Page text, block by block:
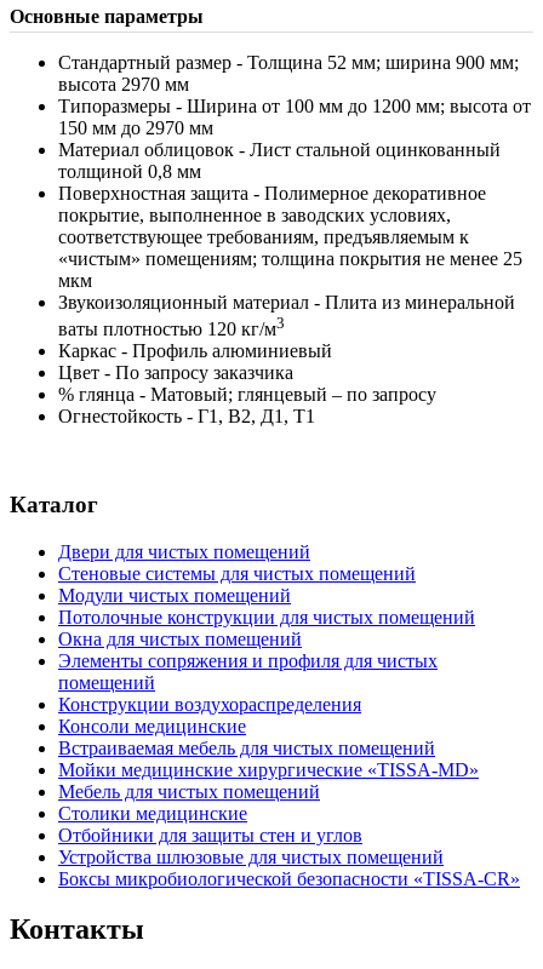
Основные параметры
Cтандартный размер - Толщина 52 мм; ширина 900 мм;
высота 2970 мм
Типоразмеры - Ширина от 100 мм до 1200 мм; высота от
150 мм до 2970 мм
Материал облицовок - Лист стальной оцинкованный
толщиной 0,8 мм
Поверхностная защита - Полимерное декоративное
покрытие, выполненное в заводских условиях,
соответствующее требованиям, предъявляемым к
«чистым» помещениям; толщина покрытия не менее 25
мкм
Звукоизоляционный материал - Плита из минеральной
ваты плотностью 120 кг/м3
Каркас - Профиль алюминиевый
Цвет - По запросу заказчика
% глянца - Матовый; глянцевый – по запросу
Огнестойкость - Г1, В2, Д1, Т1
Каталог
Двери для чистых помещений
Стеновые системы для чистых помещений
Модули чистых помещений
Потолочные конструкции для чистых помещений
Окна для чистых помещений
Элементы сопряжения и профиля для чистых
помещений
Конструкции воздухораспределения
Консоли медицинские
Встраиваемая мебель для чистых помещений
Мойки медицинские хирургические «TISSA-MD»
Мебель для чистых помещений
Столики медицинские
Отбойники для защиты стен и углов
Устройства шлюзовые для чистых помещений
Боксы микробиологической безопасности «TISSA-CR»
Контакты